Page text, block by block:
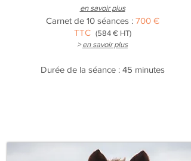
en savoir plus
Carnet de 10 séances : 700 €
TTC (584 € HT)
>en savoir plus
Durée de la séance : 45 minutes